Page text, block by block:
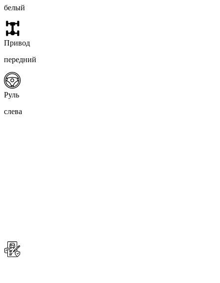
белый
Привод
передний
Руль
слева